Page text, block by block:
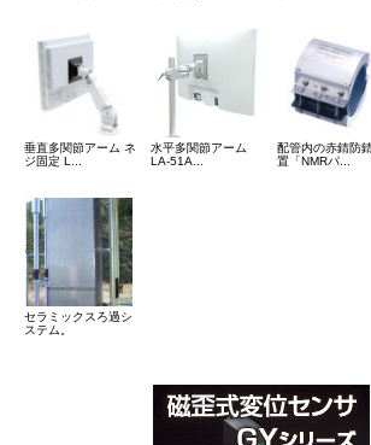
垂直多関節アーム ネ
ジ固定 L...
水平多関節アーム
LA-51A...
配管内の赤錆防
置「NMRパ...
セラミックスろ過シ
ステム。